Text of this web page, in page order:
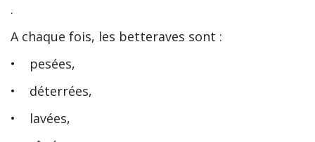
.
A chaque fois, les betteraves sont :
• pesées,
• déterrées,
• lavées,